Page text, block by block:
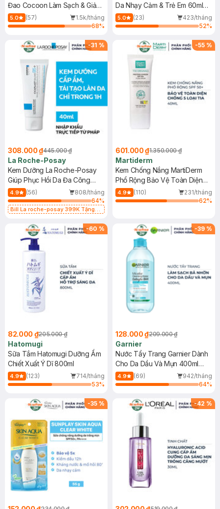
Đao Cocoon Làm Sạch & Giảm
Dầu 500ml
5.0 (57)
1.5k/tháng
68%
Da Nhạy Cảm & Trẻ Em 60ml
(Mới)
5.0 (23)
423/tháng
52%
-31 %
308.000 ₫445.000 ₫
La Roche-Posay
Kem Dưỡng La Roche-Posay
Giúp Phục Hồi Da Đa Công
Dụng 40ml
4.9 (56)
808/tháng
64%
Bill La roche-posay 399K Tặng
(SL có hạn)
-55 %
601.000 ₫1.350.000 ₫
Martiderm
Kem Chống Nắng MartiDerm
Phổ Rộng Bảo Vệ Toàn Diện
40ml
4.9 (110)
231/tháng
62%
-60 %
82.000 ₫205.000 ₫
Hatomugi
Sữa Tắm Hatomugi Dưỡng Ẩm
Chiết Xuất Ý Dĩ 800ml
4.9 (123)
714/tháng
53%
-39 %
128.000 ₫209.000 ₫
Garnier
Nước Tẩy Trang Garnier Dành
Cho Da Dầu Và Mụn 400ml
(Mới)
4.9 (69)
942/tháng
64%
-35 % -42 %